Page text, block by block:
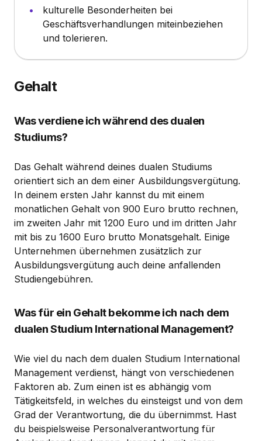
kulturelle Besonderheiten bei
Geschäftsverhandlungen miteinbeziehen
und tolerieren.
Gehalt
Was verdiene ich während des dualen
Studiums?
Das Gehalt während deines dualen Studiums
orientiert sich an dem einer Ausbildungsvergütung.
In deinem ersten Jahr kannst du mit einem
monatlichen Gehalt von 900 Euro brutto rechnen,
im zweiten Jahr mit 1200 Euro und im dritten Jahr
mit bis zu 1600 Euro brutto Monatsgehalt. Einige
Unternehmen übernehmen zusätzlich zur
Ausbildungsvergütung auch deine anfallenden
Studiengebühren.
Was für ein Gehalt bekomme ich nach dem
dualen Studium International Management?
Wie viel du nach dem dualen Studium International
Management verdienst, hängt von verschiedenen
Faktoren ab. Zum einen ist es abhängig vom
Tätigkeitsfeld, in welches du einsteigst und von dem
Grad der Verantwortung, die du übernimmst. Hast
du beispielsweise Personalverantwortung für